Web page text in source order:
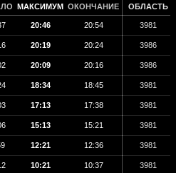
МАКСИМУМ ОКОНЧАНИЕ ОБЛАСТЬ
20:46 20:54 3981
20:19 20:24 3986
20:09 20:16 3986
18:34 18:45 3981
17:13 17:38 3981
15:13 15:21 3981
12:21 12:36 3981
10:21 10:37 3981